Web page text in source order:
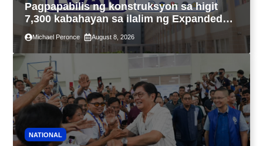
Pagpapabilis ng konstruksyon sa higit
7,300 kabahayan sa ilalim ng Expanded
4PH, posible na sa pagtutulungan ng Pag-
IBIG at P.A. Alvarez
Michael Peronce August 8, 2026
NATIONAL